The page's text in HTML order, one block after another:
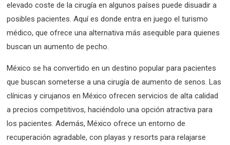
elevado coste de la cirugía en algunos países puede disuadir a
posibles pacientes. Aquí es donde entra en juego el turismo
médico, que ofrece una alternativa más asequible para quienes
buscan un aumento de pecho.
México se ha convertido en un destino popular para pacientes
que buscan someterse a una cirugía de aumento de senos. Las
clínicas y cirujanos en México ofrecen servicios de alta calidad
a precios competitivos, haciéndolo una opción atractiva para
los pacientes. Además, México ofrece un entorno de
recuperación agradable, con playas y resorts para relajarse